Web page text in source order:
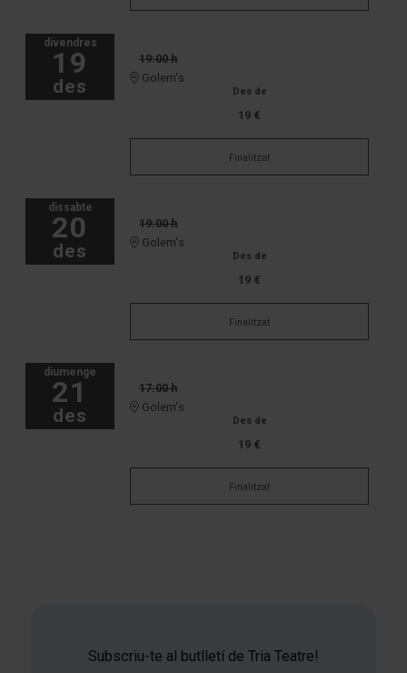
divendres
19
des
19:00 h
Golem's
Des de
19 €
Finalitzat
dissabte
20
des
19:00 h
Golem's
Des de
19 €
Finalitzat
diumenge
21
des
17:00 h
Golem's
Des de
19 €
Finalitzat
Subscriu-te al butlletí de Tria Teatre!